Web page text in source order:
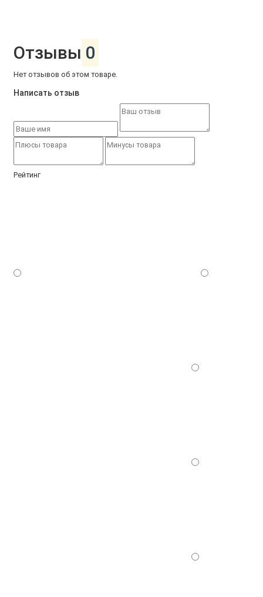
Отзывы 0
Нет отзывов об этом товаре.
Написать отзыв
Рейтинг